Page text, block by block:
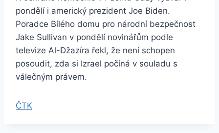
pondělí i americký prezident Joe Biden.
Poradce Bílého domu pro národní bezpečnost
Jake Sullivan v pondělí novinářům podle
televize Al-Džazíra řekl, že není schopen
posoudit, zda si Izrael počíná v souladu s
válečným právem.
ČTK